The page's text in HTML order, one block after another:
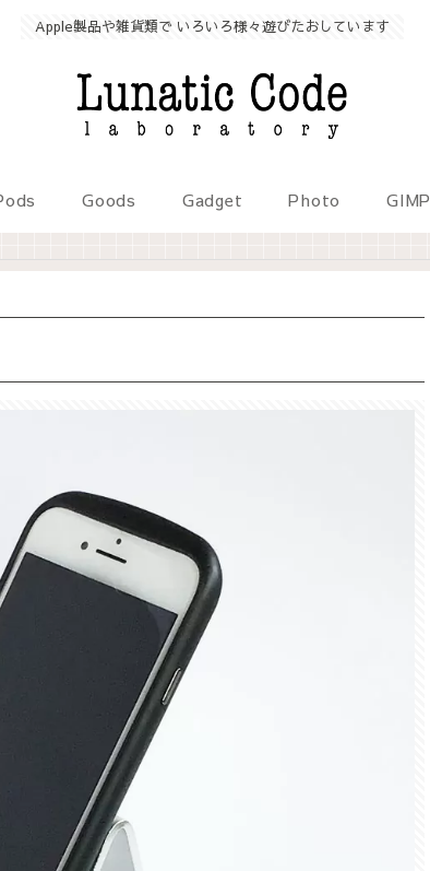
Apple製品や雑貨類で いろいろ様々遊びたおしています
Goods Gadget Photo GIMP